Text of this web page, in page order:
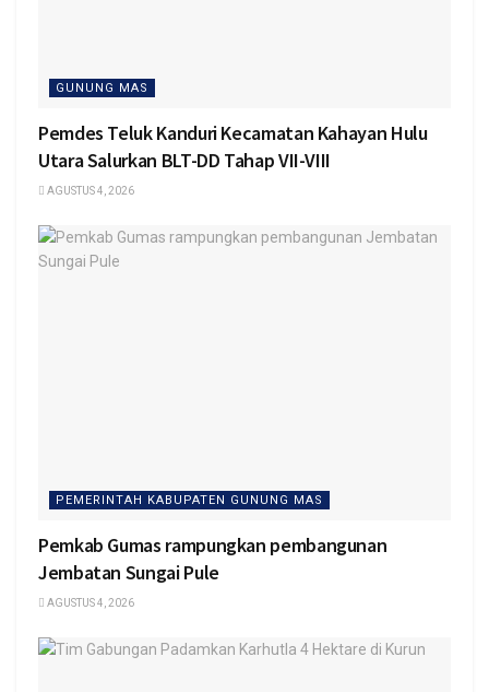
GUNUNG MAS
Pemdes Teluk Kanduri Kecamatan Kahayan Hulu
Utara Salurkan BLT-DD Tahap VII-VIII
AGUSTUS 4, 2026
PEMERINTAH KABUPATEN GUNUNG MAS
Pemkab Gumas rampungkan pembangunan
Jembatan Sungai Pule
AGUSTUS 4, 2026